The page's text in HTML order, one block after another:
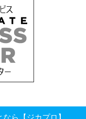
ら【ジカプロ】